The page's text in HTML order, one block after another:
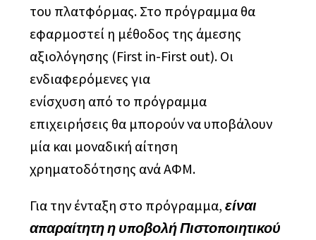
του πλατφόρμας. Στο πρόγραμμα θα
εφαρμοστεί η μέθοδος της άμεσης
αξιολόγησης (First in-First out). Οι
ενδιαφερόμενες για
ενίσχυση από το πρόγραμμα
επιχειρήσεις θα μπορούν να υποβάλουν
μία και μοναδική αίτηση
χρηματοδότησης ανά ΑΦΜ.
Για την ένταξη στο πρόγραμμα, είναι
απαραίτητη η υποβολή Πιστοποιητικού